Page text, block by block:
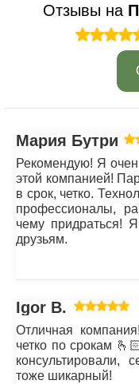
Отзывы на
Мария Бутрим
Рекомендую! Я
этой компанией!
в срок, четко.
профессионалы,
чему придраться!
друзьям.
Igor B.
Отличная
четко по срокам
консультировали,
тоже шикарный!